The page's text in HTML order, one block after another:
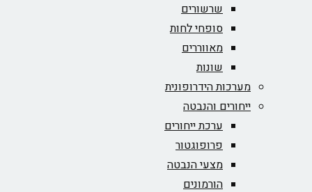
שרשורים
סופחי לחות
מאווררים
שונות
מערכות הידרופונית
ייחורים והנבטה
ערכת ייחורים
פרופוגטור
מצעי הנבטה
הורמונים